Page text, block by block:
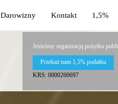
Darowizny Kontakt 1,5%
Jesteśmy organizacją pożytku
Przekaż nam 1,5% podatku
KRS: 0000260697